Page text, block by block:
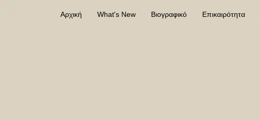
Αρχική What's New Βιογραφικό Επικαιρότητα